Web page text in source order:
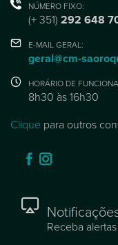
NÚMERO FIXO:
(+ 351) 292 648
E-MAIL GERAL:
geral@cm-
HORÁRIO DE
8h30 às 16h30
Clique para outros
Receba